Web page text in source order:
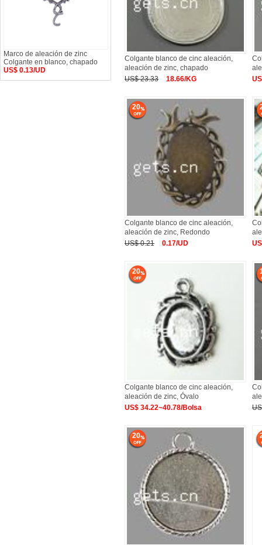
Colgante blanco de cinc aleación,
aleación de zinc, chapado
US$ 23.33
18.66/KG
20
Colgante blanco de cinc aleación,
aleación de zinc, Redondo
US$ 0.21
0.17/UD
20
Colgante blanco de cinc aleación,
aleación de zinc, Óvalo
US$ 34.22~40.78/Bolsa
20
Marco de aleación de zinc
Colgante en blanco, chapado
US$ 0.13/UD